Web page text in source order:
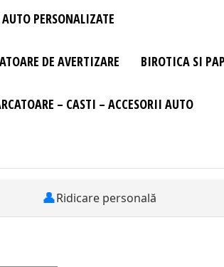
PERSONALIZATE
DE AVERTIZARE BIROTICA SI
– CASTI – ACCESORII AUTO
👤Ridicare personală